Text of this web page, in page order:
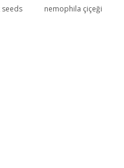
nemophila çiçeği